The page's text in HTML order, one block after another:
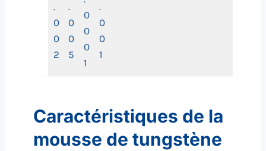
.
0
0
2
.
0
0
5
0
0
0
1
.
0
0
1
Caractéristiques de la
mousse de tungstène